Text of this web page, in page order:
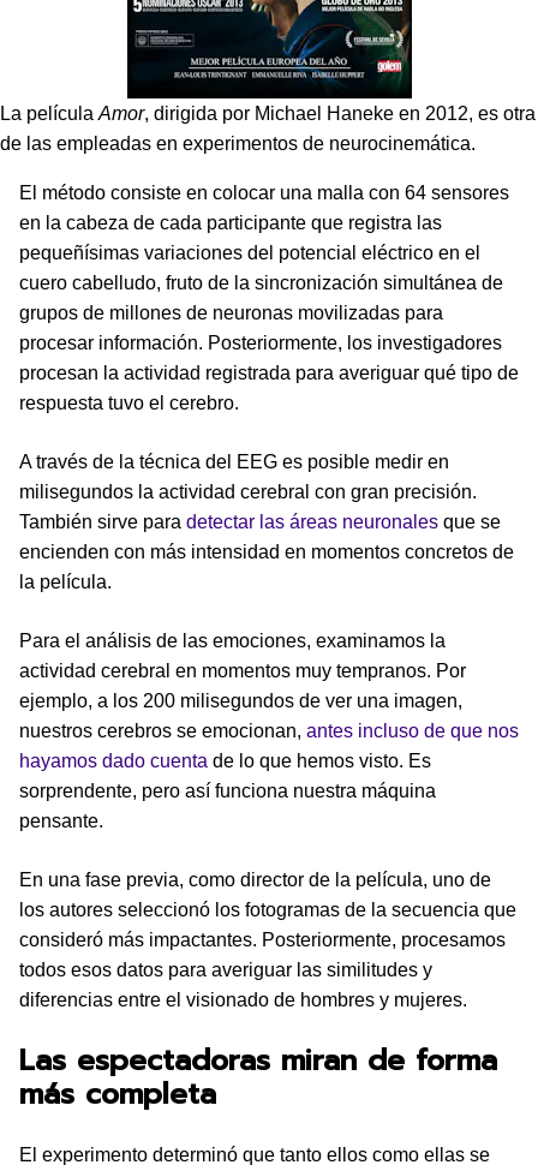
La película Amor, dirigida por Michael Haneke en 2012, es otra
de las empleadas en experimentos de neurocinemática.
El método consiste en colocar una malla con 64 sensores
en la cabeza de cada participante que registra las
pequeñísimas variaciones del potencial eléctrico en el
cuero cabelludo, fruto de la sincronización simultánea de
grupos de millones de neuronas movilizadas para
procesar información. Posteriormente, los investigadores
procesan la actividad registrada para averiguar qué tipo de
respuesta tuvo el cerebro.
A través de la técnica del EEG es posible medir en
milisegundos la actividad cerebral con gran precisión.
También sirve para detectar las áreas neuronales que se
encienden con más intensidad en momentos concretos de
la película.
Para el análisis de las emociones, examinamos la
actividad cerebral en momentos muy tempranos. Por
ejemplo, a los 200 milisegundos de ver una imagen,
nuestros cerebros se emocionan, antes incluso de que nos
hayamos dado cuenta de lo que hemos visto. Es
sorprendente, pero así funciona nuestra máquina
pensante.
En una fase previa, como director de la película, uno de
los autores seleccionó los fotogramas de la secuencia que
consideró más impactantes. Posteriormente, procesamos
todos esos datos para averiguar las similitudes y
diferencias entre el visionado de hombres y mujeres.
Las espectadoras miran de forma
más completa
El experimento determinó que tanto ellos como ellas se